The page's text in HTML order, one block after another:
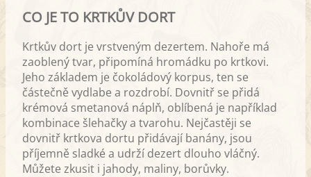
CO JE TO KRTKŮV DORT
Krtkův dort je vrstveným dezertem. Nahoře má
zaoblený tvar, připomíná hromádku po krtkovi.
Jeho základem je čokoládový korpus, ten se
částečně vydlabe a rozdrobí. Dovnitř se přidá
krémová smetanová náplň, oblíbená je například
kombinace šlehačky a tvarohu. Nejčastěji se
dovnitř krtkova dortu přidávají banány, jsou
příjemně sladké a udrží dezert dlouho vláčný.
Můžete zkusit i jahody, maliny, borůvky.